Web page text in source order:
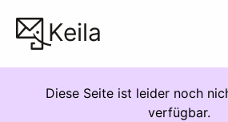
Keila
Diese Seite ist leider noch
verfügbar.